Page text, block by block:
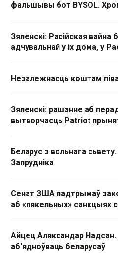
фальшывы бот BYSOL.
Зяленскі: Расійская вайна
адчувальнай у іх дома, у
Незалежнасць коштам
Зяленскі: рашэнне аб
вытворчасць Patriot
Беларус з вольнага
Запрудніка
Сенат ЗША падтрымаў
аб «пякельных» санкцыях
Айцец Аляксандар Надсан.
аб'ядноўваць беларусаў